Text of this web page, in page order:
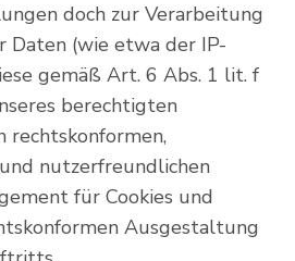
doch zur Verarbeitung
Daten (wie etwa der IP-
gemäß Art. 6 Abs. 1 lit. f
berechtigten
rechtskonformen,
nutzerfreundlichen
für Cookies und
Ausgestaltung